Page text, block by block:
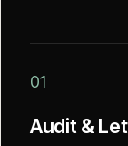
01
Audit &